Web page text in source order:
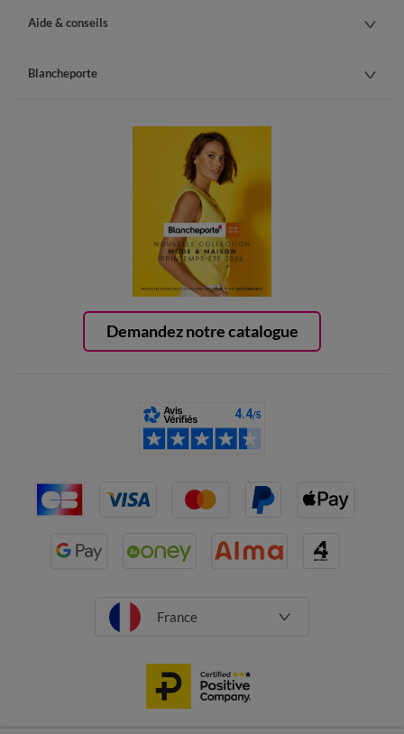
Demandez notre catalogue
Aide & conseils
Blancheporte
France